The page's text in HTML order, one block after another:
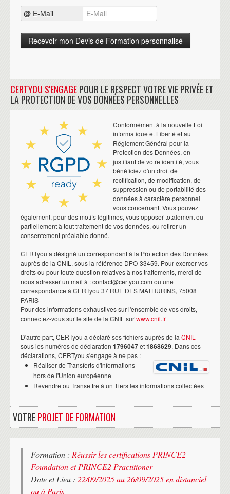
@ E-Mail
CERTYOU S'ENGAGEPOUR LE RESPECT VOTRE VIE PRIVÉE ET
LA PROTECTION DE VOS DONNÉES PERSONNELLES
Conformément à la nouvelle Loi
informatique et Liberté et au
Réglement Général pour la
Protection des Données, en
justifiant de votre identité, vous
bénéficiez d'un droit de
rectification, de modification, de
suppression ou de portabilité des
données à caractère personnel
vous concernant. Vous pouvez
également, pour des motifs légitimes, vous opposer totalement ou
partiellement à tout traitement de vos données, ou retirer un
consentement préalable donné.
CERTyou a désigné un correspondant à la Protection des Données
auprès de la CNIL, sous la référence DPO-33459. Pour exercer vos
droits ou pour toute question relatives à nos traitements, merci de
nous adresser un mail à : contact@certyou.com ou une
correspondance à CERTyou 37 RUE DES MATHURINS, 75008
PARIS
Pour des informations exhaustives sur l'ensemble de vos droits,
connectez-vous sur le site de la CNIL surwww.cnil.fr
D'autre part, CERTyou a déclaré ses fichiers auprès de la CNIL
sous les numéros de déclaration 1796047et1868629. Dans ces
déclarations, CERTyou s'engage à ne pas :
Réaliser de Transferts d'informations
hors de l'Union européenne
Revendre ou Transettre à un Tiers les informations collectées
VOTREPROJET DE FORMATION
Formation : Réussir les certifications PRINCE2
Foundation et PRINCE2 Practitioner
Date et Lieu : 22/09/2025 au 26/09/2025 en distanciel
ou à Paris